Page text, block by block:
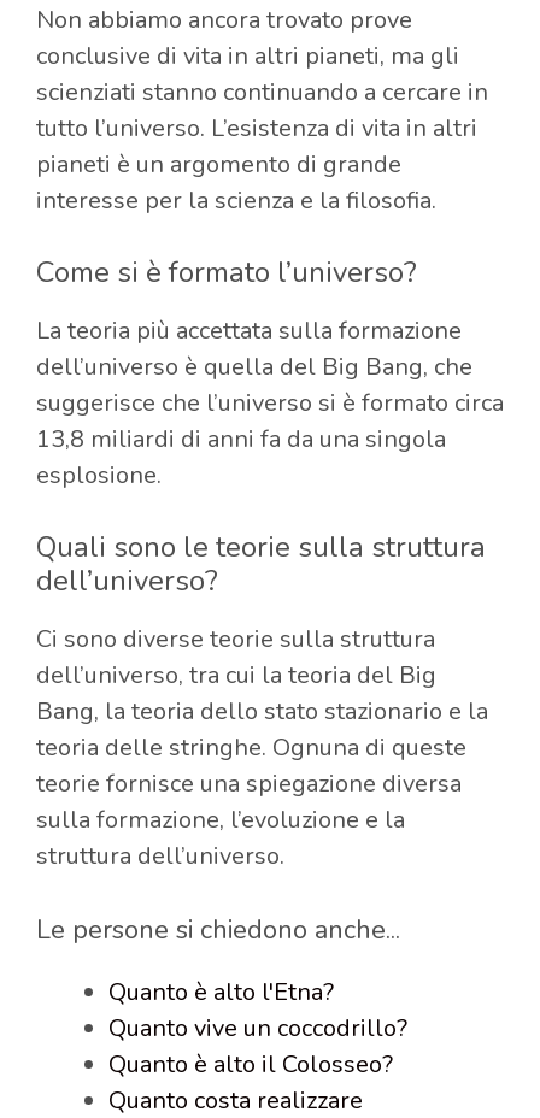
Non abbiamo ancora trovato prove
conclusive di vita in altri pianeti, ma gli
scienziati stanno continuando a cercare in
tutto l’universo. L’esistenza di vita in altri
pianeti è un argomento di grande
interesse per la scienza e la filosofia.
Come si è formato l’universo?
La teoria più accettata sulla formazione
dell’universo è quella del Big Bang, che
suggerisce che l’universo si è formato circa
13,8 miliardi di anni fa da una singola
esplosione.
Quali sono le teorie sulla struttura
dell’universo?
Ci sono diverse teorie sulla struttura
dell’universo, tra cui la teoria del Big
Bang, la teoria dello stato stazionario e la
teoria delle stringhe. Ognuna di queste
teorie fornisce una spiegazione diversa
sulla formazione, l’evoluzione e la
struttura dell’universo.
Le persone si chiedono anche...
Quanto è alto l'Etna?
Quanto vive un coccodrillo?
Quanto è alto il Colosseo?
Quanto costa realizzare